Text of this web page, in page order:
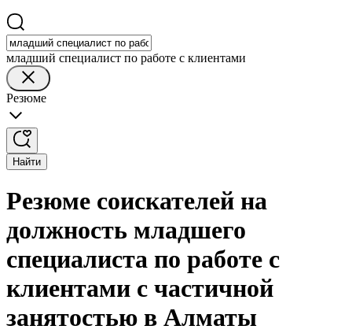
младший специалист по работе с клиентами
Резюме
Найти
Резюме соискателей на
должность младшего
специалиста по работе с
клиентами с частичной
занятостью в Алматы